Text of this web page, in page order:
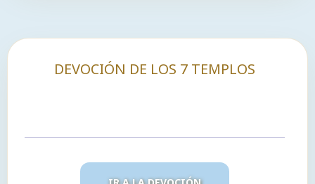
DEVOCIÓN DE LOS 7 TEMPLOS